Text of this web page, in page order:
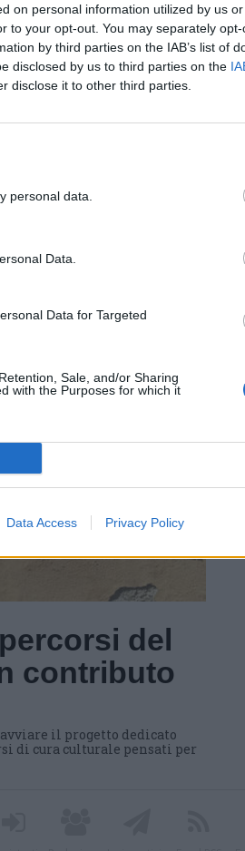
on personal information utilized by us
to your opt-out. You may separately
by third parties on the IAB’s list of
disclosed by us to third parties on the
disclose it to other third parties.
personal data.
Data.
Data for Targeted
Sale, and/or Sharing
with the Purposes for which it
Data Access Privacy Policy
del
contributo
il progetto dedicato
di cura culturale pensati per